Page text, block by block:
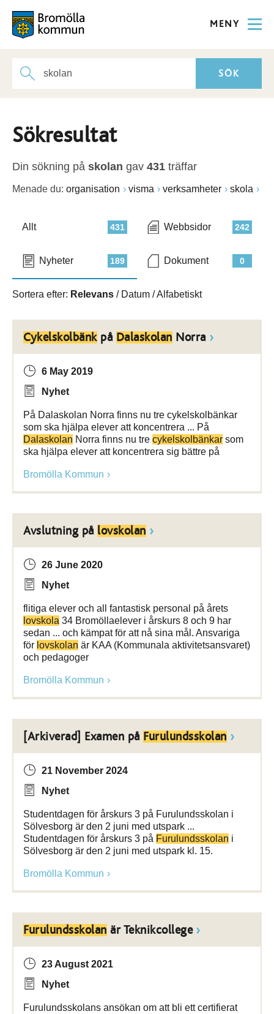
MENY
Sökresultat
Din sökning på skolan gav 431 träffar
Menade du: organisation visma verksamheter skola
431
Allt 242
Webbsidor
189
Nyheter 0
Dokument
Sortera efter: Relevans / Datum /Alfabetiskt
Cykelskolbänkpå Dalaskolan Norra
6 May 2019
Nyhet
På Dalaskolan Norra finns nu tre cykelskolbänkar
som ska hjälpa elever att koncentrera ... På
Dalaskolan Norra finns nu tre cykelskolbänkar som
ska hjälpa elever att koncentrera sig bättre på
Bromölla Kommun
Avslutning på lovskolan
26 June 2020
Nyhet
flitiga elever och all fantastisk personal på årets
lovskola 34 Bromöllaelever i årskurs 8 och 9 har
sedan ... och kämpat för att nå sina mål. Ansvariga
för lovskolan är KAA (Kommunala aktivitetsansvaret)
och pedagoger
Bromölla Kommun
[Arkiverad] Examen på Furulundsskolan
21 November 2024
Nyhet
Studentdagen för årskurs 3 på Furulundsskolan i
Sölvesborg är den 2 juni med utspark ...
Studentdagen för årskurs 3 på Furulundsskolan i
Sölvesborg är den 2 juni med utspark kl. 15.
Bromölla Kommun
Furulundsskolan är Teknikcollege
23 August 2021
Nyhet
Furulundsskolans ansökan om att bli ett certifierat